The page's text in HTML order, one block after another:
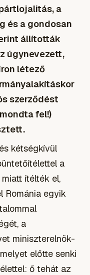
a
és a gondosan
állították
úgynevezett,
létező
szerződést
fel!)
kétségkívül
a
ítélték el,
Románia egyik
a
miniszterelnök-
előtte senki
ő tehát az